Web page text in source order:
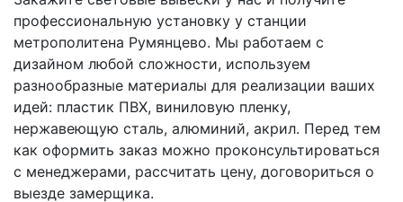
профессиональную установку у станции
метрополитена Румянцево. Мы работаем с
дизайном любой сложности, используем
разнообразные материалы для реализации ваших
идей: пластик ПВХ, виниловую пленку,
нержавеющую сталь, алюминий, акрил. Перед тем
как оформить заказ можно проконсультироваться
с менеджерами, рассчитать цену, договориться о
выезде замерщика.